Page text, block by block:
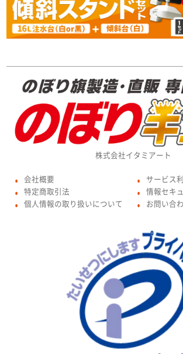
株式会社イタミアート
● 会社概要
● 特定商取引法
● 個人情報の取り扱いについて
● サービス
● 情報セキ
● お問い合